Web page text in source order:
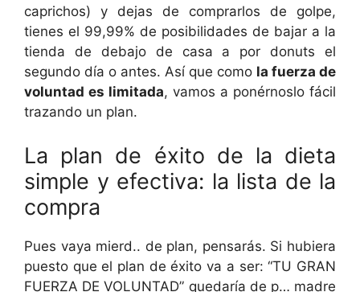
caprichos) y dejas de comprarlos de golpe,
tienes el 99,99% de posibilidades de bajar a la
tienda de debajo de casa a por donuts el
segundo día o antes. Así que como la fuerza de
voluntad es limitada, vamos a ponérnoslo fácil
trazando un plan.
La plan de éxito de la dieta
simple y efectiva: la lista de la
compra
Pues vaya mierd.. de plan, pensarás. Si hubiera
puesto que el plan de éxito va a ser: “TU GRAN
FUERZA DE VOLUNTAD” quedaría de p… madre